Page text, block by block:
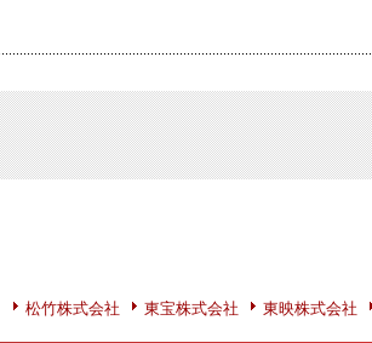
松竹株式会社 東宝株式会社 東映株式会社